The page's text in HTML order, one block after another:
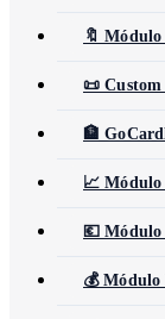
🔖
📜
🏦
📈
💶
💰 Módulo